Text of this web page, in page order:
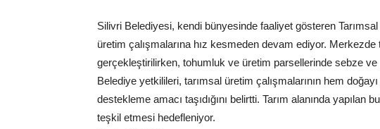
Silivri Belediyesi, kendi bünyesinde faaliyet gösteren
üretim çalışmalarına hız kesmeden devam ediyor.
gerçekleştirilirken, tohumluk ve üretim parsellerinde sebze ve
Belediye yetkilileri, tarımsal üretim çalışmalarının hem
destekleme amacı taşıdığını belirtti. Tarım alanında yapılan
teşkil etmesi hedefleniyor.